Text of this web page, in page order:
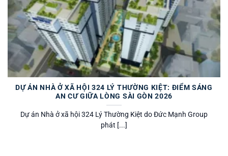
DỰ ÁN NHÀ Ở XÃ HỘI 324 LÝ THƯỜNG KIỆT: ĐIỂM SÁNG
AN CƯ GIỮA LÒNG SÀI GÒN 2026
Dự án Nhà ở xã hội 324 Lý Thường Kiệt do Đức Mạnh Group
phát [...]